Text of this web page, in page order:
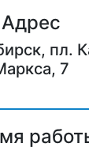
Адрес
пл.
7